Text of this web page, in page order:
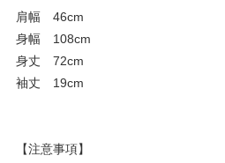
肩幅 46cm
身幅 108cm
身丈 72cm
袖丈 19cm
【注意事項】